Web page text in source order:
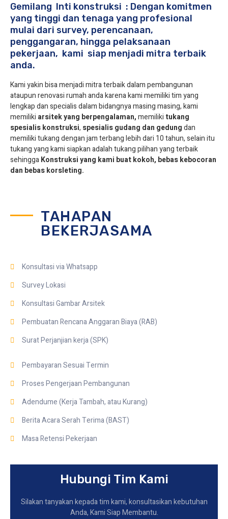
Gemilang Inti konstruksi : Dengan komitmen
yang tinggi dan tenaga yang profesional
mulai dari survey, perencanaan,
penggangaran, hingga pelaksanaan
pekerjaan, kami siap menjadi mitra terbaik
anda.
Kami yakin bisa menjadi mitra terbaik dalam pembangunan
ataupun renovasi rumah anda karena kami memiliki tim yang
lengkap dan specialis dalam bidangnya masing masing, kami
memiliki arsitek yang berpengalaman,memiliki tukang
spesialiskonstruksi, spesialis gudang dan gedungdan
memiliki tukang dengan jam terbang lebih dari 10 tahun, selain itu
tukang yang kami siapkan adalah tukang pilihan yang terbaik
sehinggaKonstruksi yang kami buat kokoh, bebas kebocoran
dan bebas korsleting.
TAHAPAN
BEKERJASAMA
Konsultasi via Whatsapp
Survey Lokasi
Konsultasi Gambar Arsitek
Pembuatan Rencana Anggaran Biaya (RAB)
Surat Perjanjian kerja (SPK)
Pembayaran Sesuai Termin
Proses Pengerjaan Pembangunan
Adendume (Kerja Tambah, atau Kurang)
Berita Acara Serah Terima (BAST)
Masa Retensi Pekerjaan
Hubungi Tim Kami
Silakan tanyakan kepada tim kami, konsultasikan kebutuhan
Anda, Kami Siap Membantu.